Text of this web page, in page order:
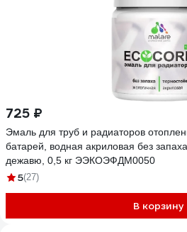
725 ₽
Эмаль для труб и радиаторов
батарей, водная акриловая без
дежавю, 0,5 кг ЭЭКОЭФДМ0050
5(27)
В корзину